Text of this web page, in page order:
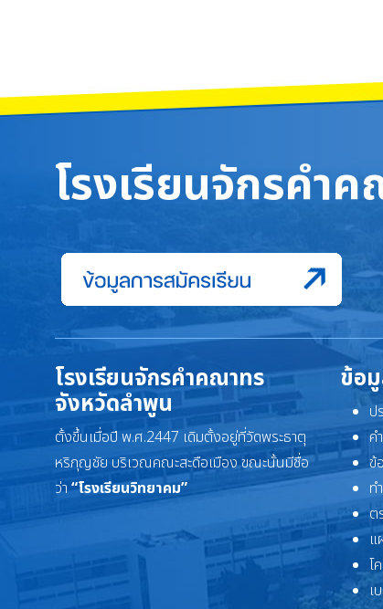
โรงเรียนจักรคำ
โรงเรียนจักรคำคณาทร
จังหวัดลำพูน
ตั้งขึ้นเมื่อปี พ.ศ.2447 เดิมตั้งอยู่ที่วัดพระธาตุ
หริภุญชัย บริเวณคณะสะดือเมือง ขณะนั้นมีชื่อ
ว่า“โรงเรียนวิทยาคม”
ข้อ
ป
ค
ข้
ท
ต
แ
โ
เ